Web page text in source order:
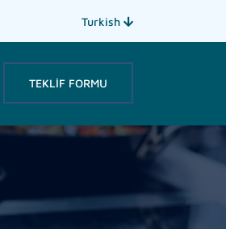
Turkish
TEKLIF FORMU